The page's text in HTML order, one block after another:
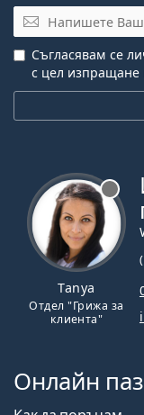
Имейл
Съгласявам се
с цел
Tanya
Отдел "Грижа за
клиента"
Онлайн